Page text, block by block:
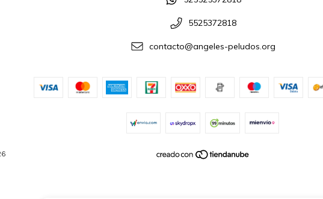
5525372818
contacto@angeles-peludos.org